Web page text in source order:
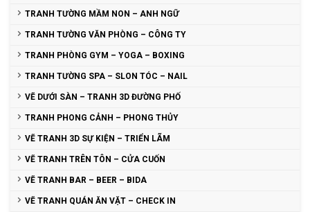
TRANH TƯỜNG MẦM NON – ANH NGỮ
TRANH TƯỜNG VĂN PHÒNG – CÔNG TY
TRANH PHÒNG GYM – YOGA – BOXING
TRANH TƯỜNG SPA – SLON TÓC – NAIL
VẼ DƯỚI SÀN – TRANH 3D ĐƯỜNG PHỐ
TRANH PHONG CẢNH – PHONG THỦY
VẼ TRANH 3D SỰ KIỆN – TRIỂN LÃM
VẼ TRANH TRÊN TÔN – CỬA CUỐN
VẼ TRANH BAR – BEER – BIDA
VẼ TRANH QUÁN ĂN VẶT – CHECK IN